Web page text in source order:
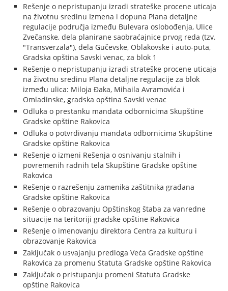
Rešenje o nepristupanju izradi strateške procene uticaja
na životnu sredinu Izmena i dopuna Plana detaljne
regulacije područja između Bulevara oslobođenja, Ulice
Zvečanske, dela planirane saobraćajnice prvog reda (tzv.
"Transverzala"), dela Gučevske, Oblakovske i auto-puta,
Gradska opština Savski venac, za blok 1
Rešenje o nepristupanju izradi strateške procene uticaja
na životnu sredinu Plana detaljne regulacije za blok
između ulica: Miloja Đaka, Mihaila Avramovića i
Omladinske, gradska opština Savski venac
Odluka o prestanku mandata odbornicima Skupštine
Gradske opštine Rakovica
Odluka o potvrđivanju mandata odbornicima Skupštine
Gradske opštine Rakovica
Rešenje o izmeni Rešenja o osnivanju stalnih i
povremenih radnih tela Skupštine Gradske opštine
Rakovica
Rešenje o razrešenju zamenika zaštitnika građana
Gradske opštine Rakovica
Rešenje o obrazovanju Opštinskog štaba za vanredne
situacije na teritoriji gradske opštine Rakovica
Rešenje o imenovanju direktora Centra za kulturu i
obrazovanje Rakovica
Zaključak o usvajanju predloga Veća Gradske opštine
Rakovica za promenu Statuta Gradske opštine Rakovica
Zaključak o pristupanju promeni Statuta Gradske
opštine Rakovica